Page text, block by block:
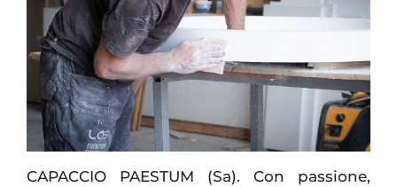
CAPACCIO PAESTUM (Sa). Con passione,